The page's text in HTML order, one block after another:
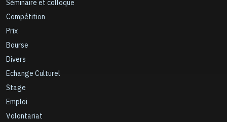
Séminaire et colloque
Compétition
Prix
Bourse
Divers
Echange Culturel
Stage
Emploi
Volontariat